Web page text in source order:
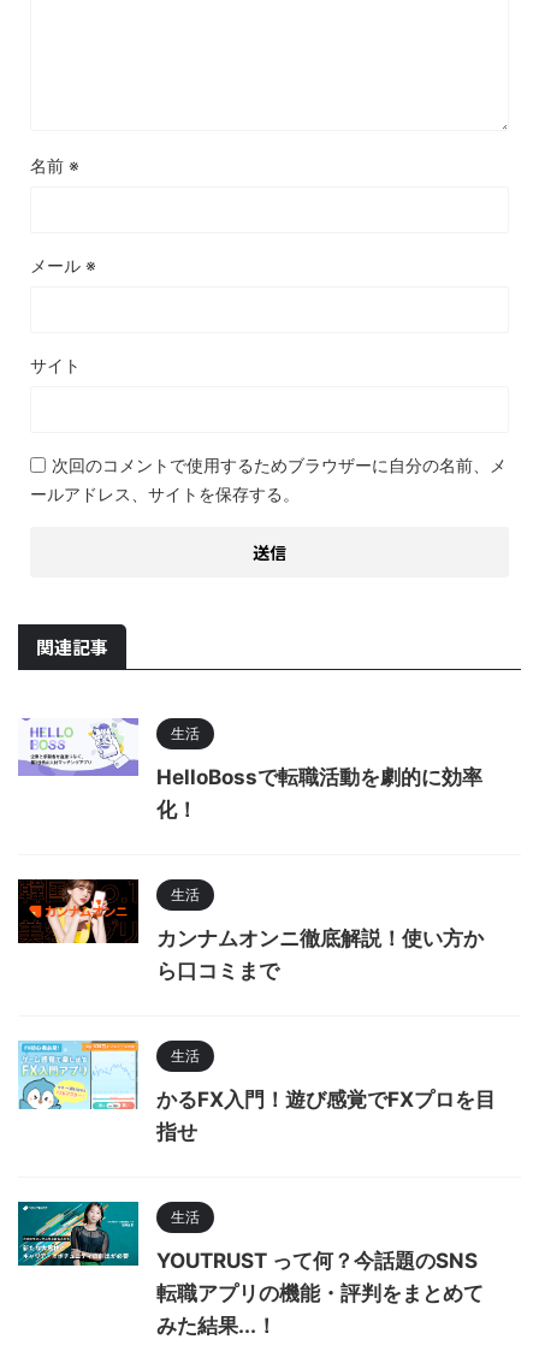
名前 ※
メール ※
サイト
次回のコメントで使用するためブラウザーに自分の名前、メ
ールアドレス、サイトを保存する。
関連記事
生活
HelloBossで転職活動を劇的に効率
化！
生活
カンナムオンニ徹底解説！使い方か
ら口コミまで
生活
かるFX入門！遊び感覚でFXプロを目
指せ
生活
YOUTRUST って何？今話題のSNS
転職アプリの機能・評判をまとめて
みた結果...！